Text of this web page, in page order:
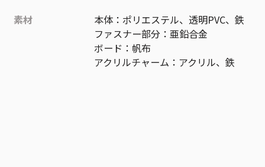
素材
本体：ポリエステル、透明PVC、鉄
ファスナー部分：亜鉛合金
ボード：帆布
アクリルチャーム：アクリル、鉄